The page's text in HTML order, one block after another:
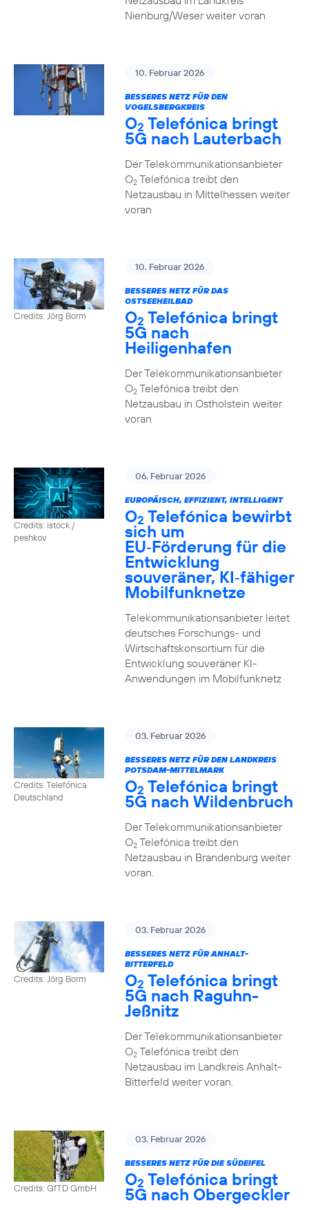
Nienburg/Weser weiter voran
10. Februar 2026
BESSERES NETZ FÜR DEN
VOGELSBERGKREIS
O2 Telefónica bringt
5G nach Lauterbach
Der Telekommunikationsanbieter
O2Telefónica treibt den
Netzausbau in Mittelhessen weiter
voran
Credits: Jörg Borm
10. Februar 2026
BESSERES NETZ FÜR DAS
OSTSEEHEILBAD
O2 Telefónica bringt
5G nach
Heiligenhafen
Der Telekommunikationsanbieter
O2Telefónica treibt den
Netzausbau in Ostholstein weiter
voran
Credits: istock /
peshkov
06. Februar 2026
EUROPÄISCH, EFFIZIENT, INTELLIGENT
O2 Telefónica bewirbt
sich um
EU‑Förderung für die
Entwicklung
souveräner, KI‑fähiger
Mobilfunknetze
Telekommunikationsanbieter leitet
deutsches Forschungs- und
Wirtschaftskonsortium für die
Entwicklung souveräner KI-
Anwendungen im Mobilfunknetz
Credits: Telefónica
Deutschland
03. Februar 2026
BESSERES NETZ FÜR DEN LANDKREIS
POTSDAM-MITTELMARK
O2 Telefónica bringt
5G nach Wildenbruch
Der Telekommunikationsanbieter
O2Telefónica treibt den
Netzausbau in Brandenburg weiter
voran.
Credits: Jörg Borm
03. Februar 2026
BESSERES NETZ FÜR ANHALT-
BITTERFELD
O2 Telefónica bringt
5G nach Raguhn-
Jeßnitz
Der Telekommunikationsanbieter
O2Telefónica treibt den
Netzausbau im Landkreis Anhalt-
Bitterfeld weiter voran.
Credits: GfTD GmbH
03. Februar 2026
BESSERES NETZ FÜR DIE SÜDEIFEL
O2 Telefónica bringt
5G nach Obergeckler